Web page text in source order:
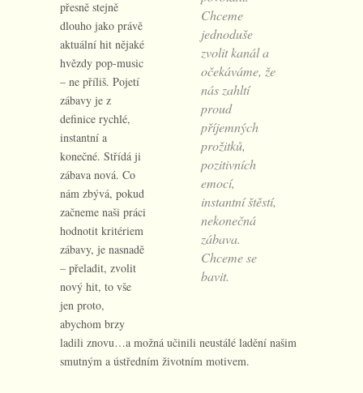
Chceme
jednoduše
zvolit kanál a
očekáváme, že
nás zahltí
proud
příjemných
prožitků,
pozitivních
emocí,
instantní štěstí,
nekonečná
zábava.
Chceme se
bavit.
přesně stejně
dlouho jako právě
aktuální hit nějaké
hvězdy pop-music
– ne příliš. Pojetí
zábavy je z
definice rychlé,
instantní a
konečné. Střídá ji
zábava nová. Co
nám zbývá, pokud
začneme naši práci
hodnotit kritériem
zábavy, je nasnadě
– přeladit, zvolit
nový hit, to vše
jen proto,
abychom brzy
ladili znovu…a možná učinili neustálé ladění našim
smutným a ústředním životním motivem.